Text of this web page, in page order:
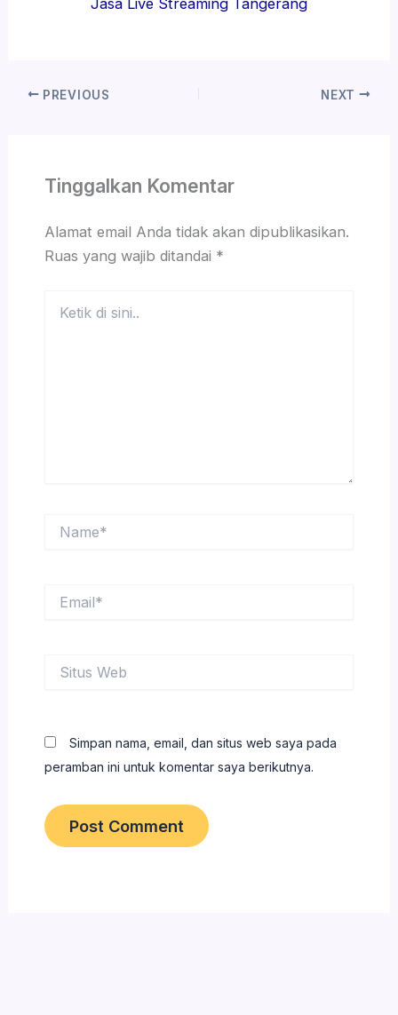
Jasa Live Streaming Tangerang
PREVIOUS NEXT
Tinggalkan Komentar
Alamat email Anda tidak akan dipublikasikan.
Ruas yang wajib ditandai *
Web
Simpan nama, email, dan situs web saya pada
peramban ini untuk komentar saya berikutnya.